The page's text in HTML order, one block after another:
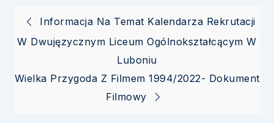
Nawigacja
wpisu
Informacja Na Temat Kalendarza Rekrutacji
W Dwujęzycznym Liceum Ogólnokształcącym W
Luboniu
Wielka Przygoda Z Filmem 1994/2022- Dokument
Filmowy